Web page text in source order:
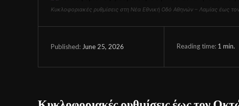
Κυκλοφοριακές ρυθμίσεις στη Νέα Εθνική Οδό Αθηνών – Λαμίας έως
Published: June 25, 2026 Reading time: 1 min.